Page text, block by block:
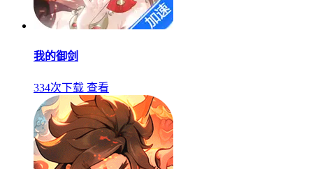
我的御剑
334次下载 查看